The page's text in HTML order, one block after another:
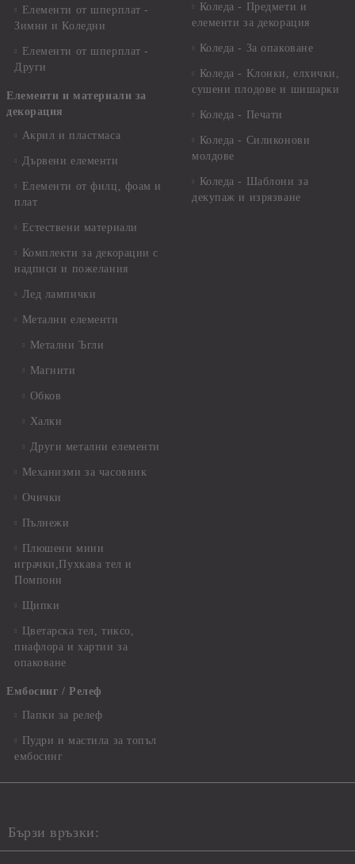
Елементи от шперплат -
Зимни и Коледни
Елементи от шперплат -
Други
Елементи и материали за
декорация
Акрил и пластмаса
Дървени елементи
Елементи от филц, фоам и
плат
Естествени материали
Комплекти за декорации с
надписи и пожелания
Лед лампички
Метални елементи
Метални Ъгли
Магнити
Обков
Халки
Други метални елементи
Механизми за часовник
Очички
Пълнежи
Плюшени мини
играчки,Пухкава тел и
Помпони
Щипки
Цветарска тел, тиксо,
пиафлора и хартии за
опаковане
Ембосинг / Релеф
Папки за релеф
Пудри и мастила за топъл
ембосинг
Коледа - Предмети и
елементи за декорация
Коледа - За опаковане
Коледа - Kлонки, елхички,
сушени плодове и шишарки
Коледа - Печати
Коледа - Силиконови
молдове
Коледа - Шаблони за
декупаж и изрязване
Бързи връзки: